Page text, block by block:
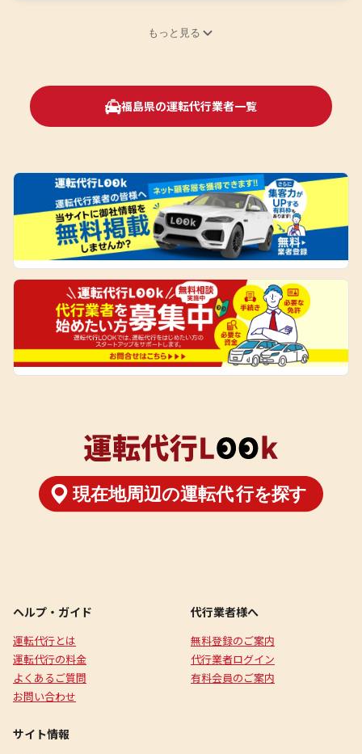
もっと見る
福島県の運転代行業者一覧
ヘルプ・ガイド
運転代行とは
運転代行の料金
よくあるご質問
お問い合わせ
代行業者様へ
無料登録のご案内
代行業者ログイン
有料会員のご案内
サイト情報